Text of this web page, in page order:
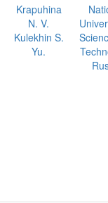
Krapuhina
N. V.
Kulekhin S.
Yu.